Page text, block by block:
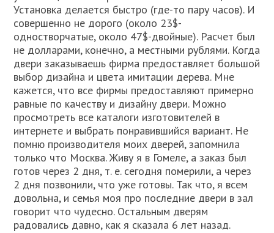
Установка делается быстро (где-то пару часов). И
совершенно не дорого (около 23$-
одностворчатые, около 47$-двойные). Расчет был
не долларами, конечно, а местными рублями. Когда
двери заказываешь фирма предоставляет большой
выбор дизайна и цвета имитации дерева. Мне
кажется, что все фирмы предоставляют примерно
равные по качеству и дизайну двери. Можно
просмотреть все каталоги изготовителей в
интернете и выбрать понравившийся вариант. Не
помню производителя моих дверей, запомнила
только что Москва. Живу я в Гомеле, а заказ был
готов через 2 дня, т. е. сегодня померили, а через
2 дня позвонили, что уже готовы. Так что, я всем
довольна, и семья моя про последние двери в зал
говорит что чудесно. Остальным дверям
радовались давно, как я сказала 6 лет назад.